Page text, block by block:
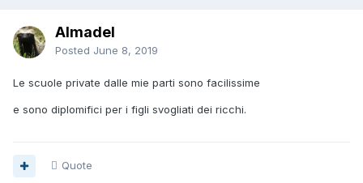
Almadel
Posted June 8, 2019
Le scuole private dalle mie parti sono facilissime
e sono diplomifici per i figli svogliati dei ricchi.
Quote